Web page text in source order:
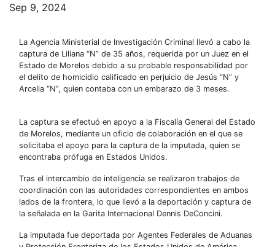
Sep 9, 2024
La Agencia Ministerial de Investigación Criminal llevó a cabo la
captura de Liliana “N” de 35 años, requerida por un Juez en el
Estado de Morelos debido a su probable responsabilidad por
el delito de homicidio calificado en perjuicio de Jesús “N” y
Arcelia “N”, quien contaba con un embarazo de 3 meses.
La captura se efectuó en apoyo a la Fiscalía General del Estado
de Morelos, mediante un oficio de colaboración en el que se
solicitaba el apoyo para la captura de la imputada, quien se
encontraba prófuga en Estados Unidos.
Tras el intercambio de inteligencia se realizaron trabajos de
coordinación con las autoridades correspondientes en ambos
lados de la frontera, lo que llevó a la deportación y captura de
la señalada en la Garita Internacional Dennis DeConcini.
La imputada fue deportada por Agentes Federales de Aduanas